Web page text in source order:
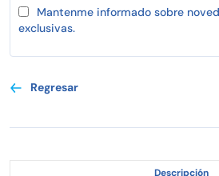
Mantenme informado sobre
exclusivas.
Regresar
Descripción